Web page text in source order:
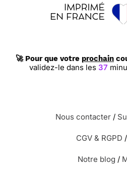
🚀 Pour que votre prochain
validez-le dans les 37
Nous contacter /
CGV & RGPD /
Notre blog /